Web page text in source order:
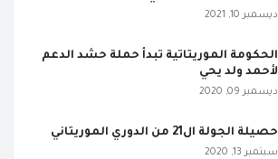
ديسمبر 10, 2021
الحكومة الموريتاتية تبدأ حملة حشد الدعم
لأحمد ولد يحي
ديسمبر 09, 2020
حصيلة الجولة ال21 من الدوري الموريتاني
سبتمبر 13, 2020